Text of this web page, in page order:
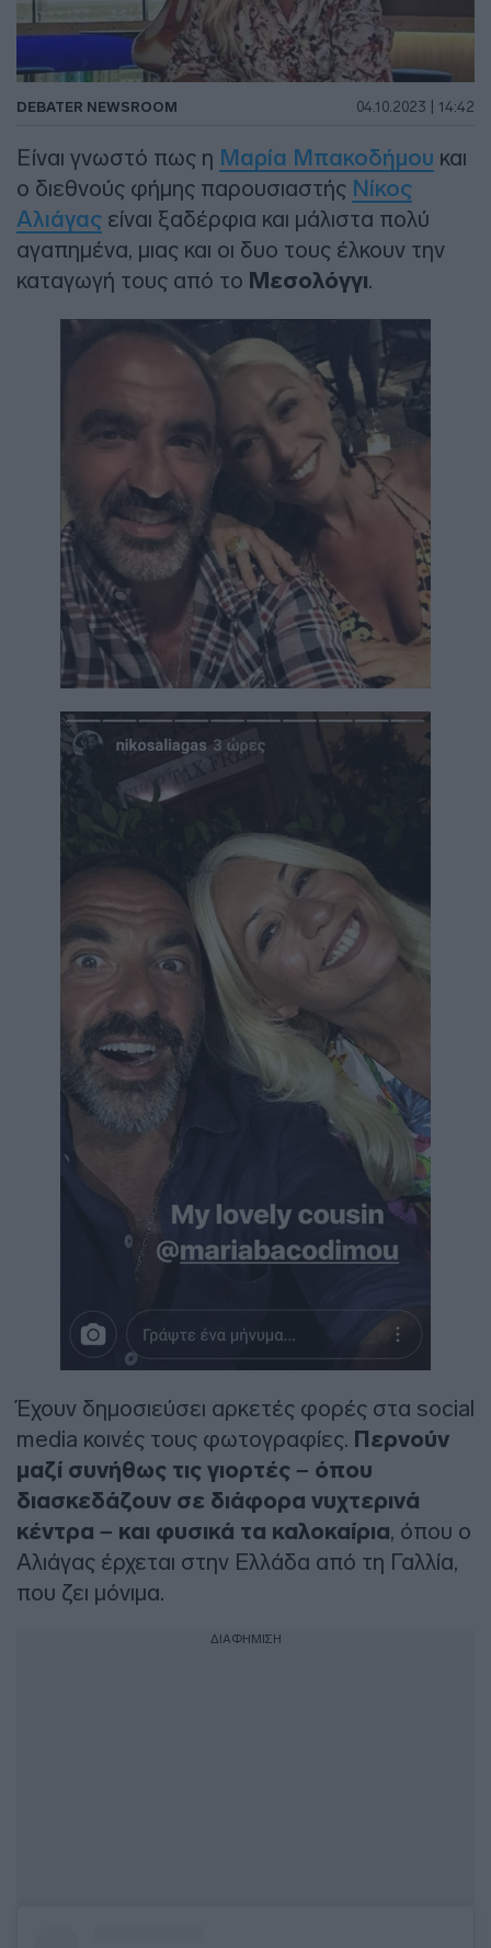
DEBATER NEWSROOM 04.10.2023 | 14:42
Είναι γνωστό πως η Μαρία Μπακοδήμου και
ο διεθνούς φήμης παρουσιαστής Νίκος
Αλιάγας είναι ξαδέρφια και μάλιστα πολύ
αγαπημένα, μιας και οι δυο τους έλκουν την
καταγωγή τους από το Μεσολόγγι.
Έχουν δημοσιεύσει αρκετές φορές στα social
media κοινές τους φωτογραφίες. Περνούν
μαζί συνήθως τις γιορτές – όπου
διασκεδάζουν σε διάφορα νυχτερινά
κέντρα – και φυσικά τα καλοκαίρια, όπου ο
Αλιάγας έρχεται στην Ελλάδα από τη Γαλλία,
που ζει μόνιμα.
ΔΙΑΦΗΜΙΣΗ